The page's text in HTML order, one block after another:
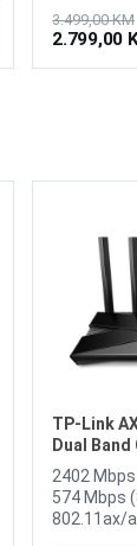
3.499,00 KM
2.799,00
TP-Link
Dual
2402
574 Mbps
802.11ax/